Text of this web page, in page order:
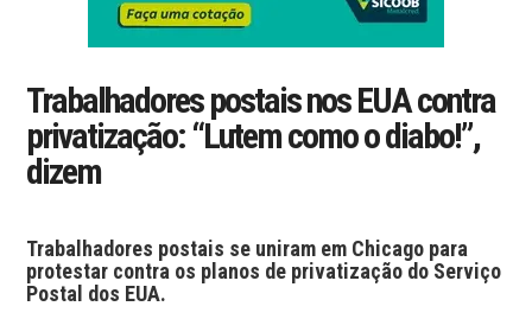
Trabalhadores postais nos EUA contra
privatização: “Lutem como o diabo!”,
dizem
Trabalhadores postais se uniram em Chicago para
protestar contra os planos de privatização do Serviço
Postal dos EUA.